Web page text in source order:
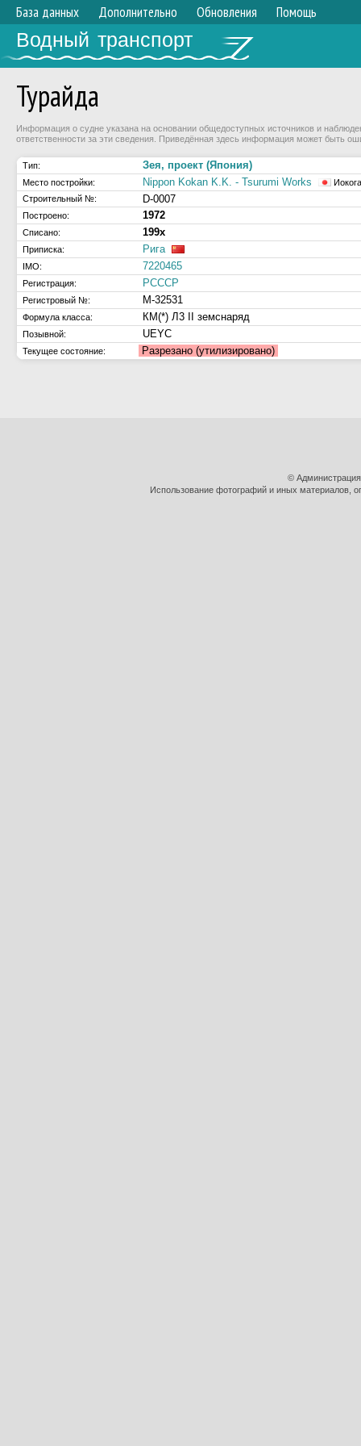
База данных Дополнительно Обновления Помощь
Водный транспорт
Турайда
Информация о судне указана на основании общедоступных источников и
ответственности за эти сведения. Приведённая здесь информация может быть
Тип: Зея, проект (Япония)
Место постройки: Nippon Kokan K.K. - Tsurumi Works
Строительный №:
D-0007
Построено: 1972
Списано: 199х
Приписка: Рига
IMO: 7220465
Регистрация: РСССР
Регистровый №: М-32531
Формула класса: КМ(*) Л3 II земснаряд
Позывной: UEYC
Текущее состояние: Разрезано (утилизировано)
©
Использование фотографий и иных материалов,